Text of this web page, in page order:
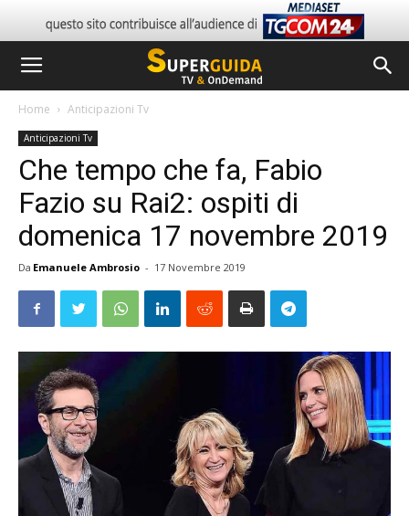
Home Anticipazioni Tv
Anticipazioni Tv
Che tempo che fa, Fabio
Fazio su Rai2: ospiti di
domenica 17 novembre 2019
Da Emanuele Ambrosio - 17 Novembre 2019